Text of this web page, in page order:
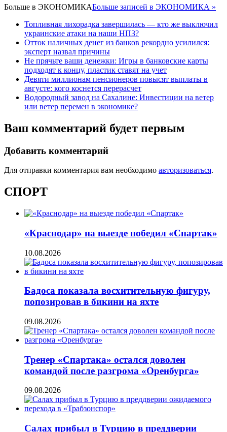
Больше в ЭКОНОМИКАБольше записей в ЭКОНОМИКА »
Топливная лихорадка завершилась — кто же выключил
украинские атаки на наши НПЗ?
Отток наличных денег из банков рекордно усилился:
эксперт назвал причины
Не прячьте ваши денежки: Игры в банковские карты
подходят к концу, пластик ставят на учет
Девяти миллионам пенсионеров повысят выплаты в
августе: кого коснется перерасчет
Водородный завод на Сахалине: Инвестиции на ветер
или ветер перемен в экономике?
Ваш комментарий будет первым
Добавить комментарий
Для отправки комментария вам необходимо авторизоваться.
СПОРТ
«Краснодар» на выезде победил «Спартак»
10.08.2026
Бадоса показала восхитительную фигуру,
попозировав в бикини на яхте
09.08.2026
Тренер «Спартака» остался доволен
командой после разгрома «Оренбурга»
09.08.2026
Салах прибыл в Турцию в преддверии